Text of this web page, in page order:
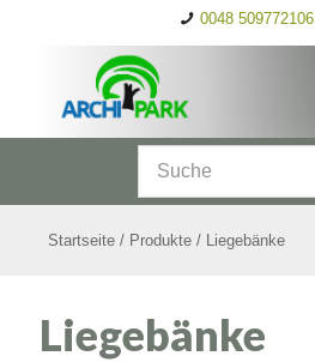
0048 509772106
Startseite / Produkte / Liegebänke
Liegebänke